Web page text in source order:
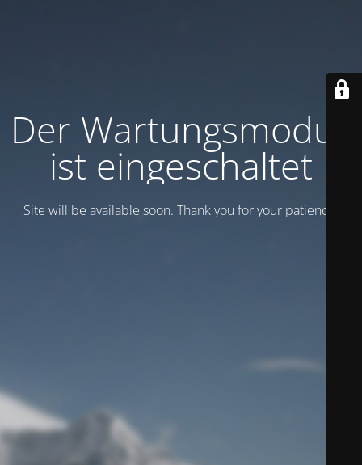
Der Wartungsmodus
ist eingeschaltet
Site will be available soon. Thank you for your patience!